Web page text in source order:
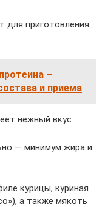
для приготовления
–
и приема
нежный вкус.
— минимум жира и
курицы, куриная
а также мякоть